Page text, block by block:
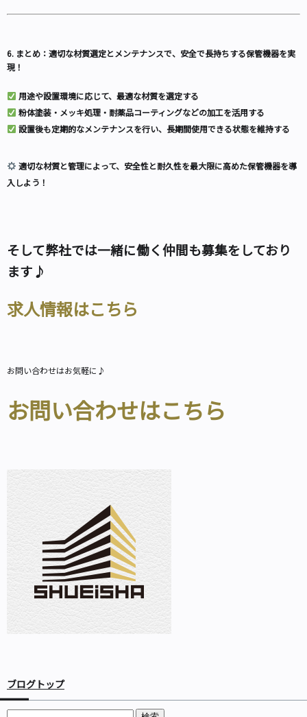
6. まとめ：適切な材質選定とメンテナンスで、安全で長持ちする保管機器を実
現！
用途や設置環境に応じて、最適な材質を選定する
粉体塗装・メッキ処理・耐薬品コーティングなどの加工を活用する
設置後も定期的なメンテナンスを行い、長期間使用できる状態を維持する
適切な材質と管理によって、安全性と耐久性を最大限に高めた保管機器を導
入しよう！
そして弊社では一緒に働く仲間も募集をしており
ます♪
求人情報はこちら
お問い合わせはお気軽に♪
お問い合わせはこちら
ブログトップ